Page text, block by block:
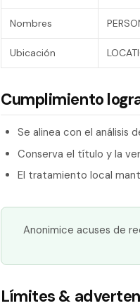
Nombres
Ubicación
Cumplimiento
Se alinea con el análisis
Conserva el título y la
El tratamiento local
Anonimice acuses de
Límites &